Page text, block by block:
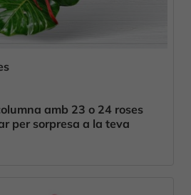
amb 23 o 24 roses
per sorpresa a la teva